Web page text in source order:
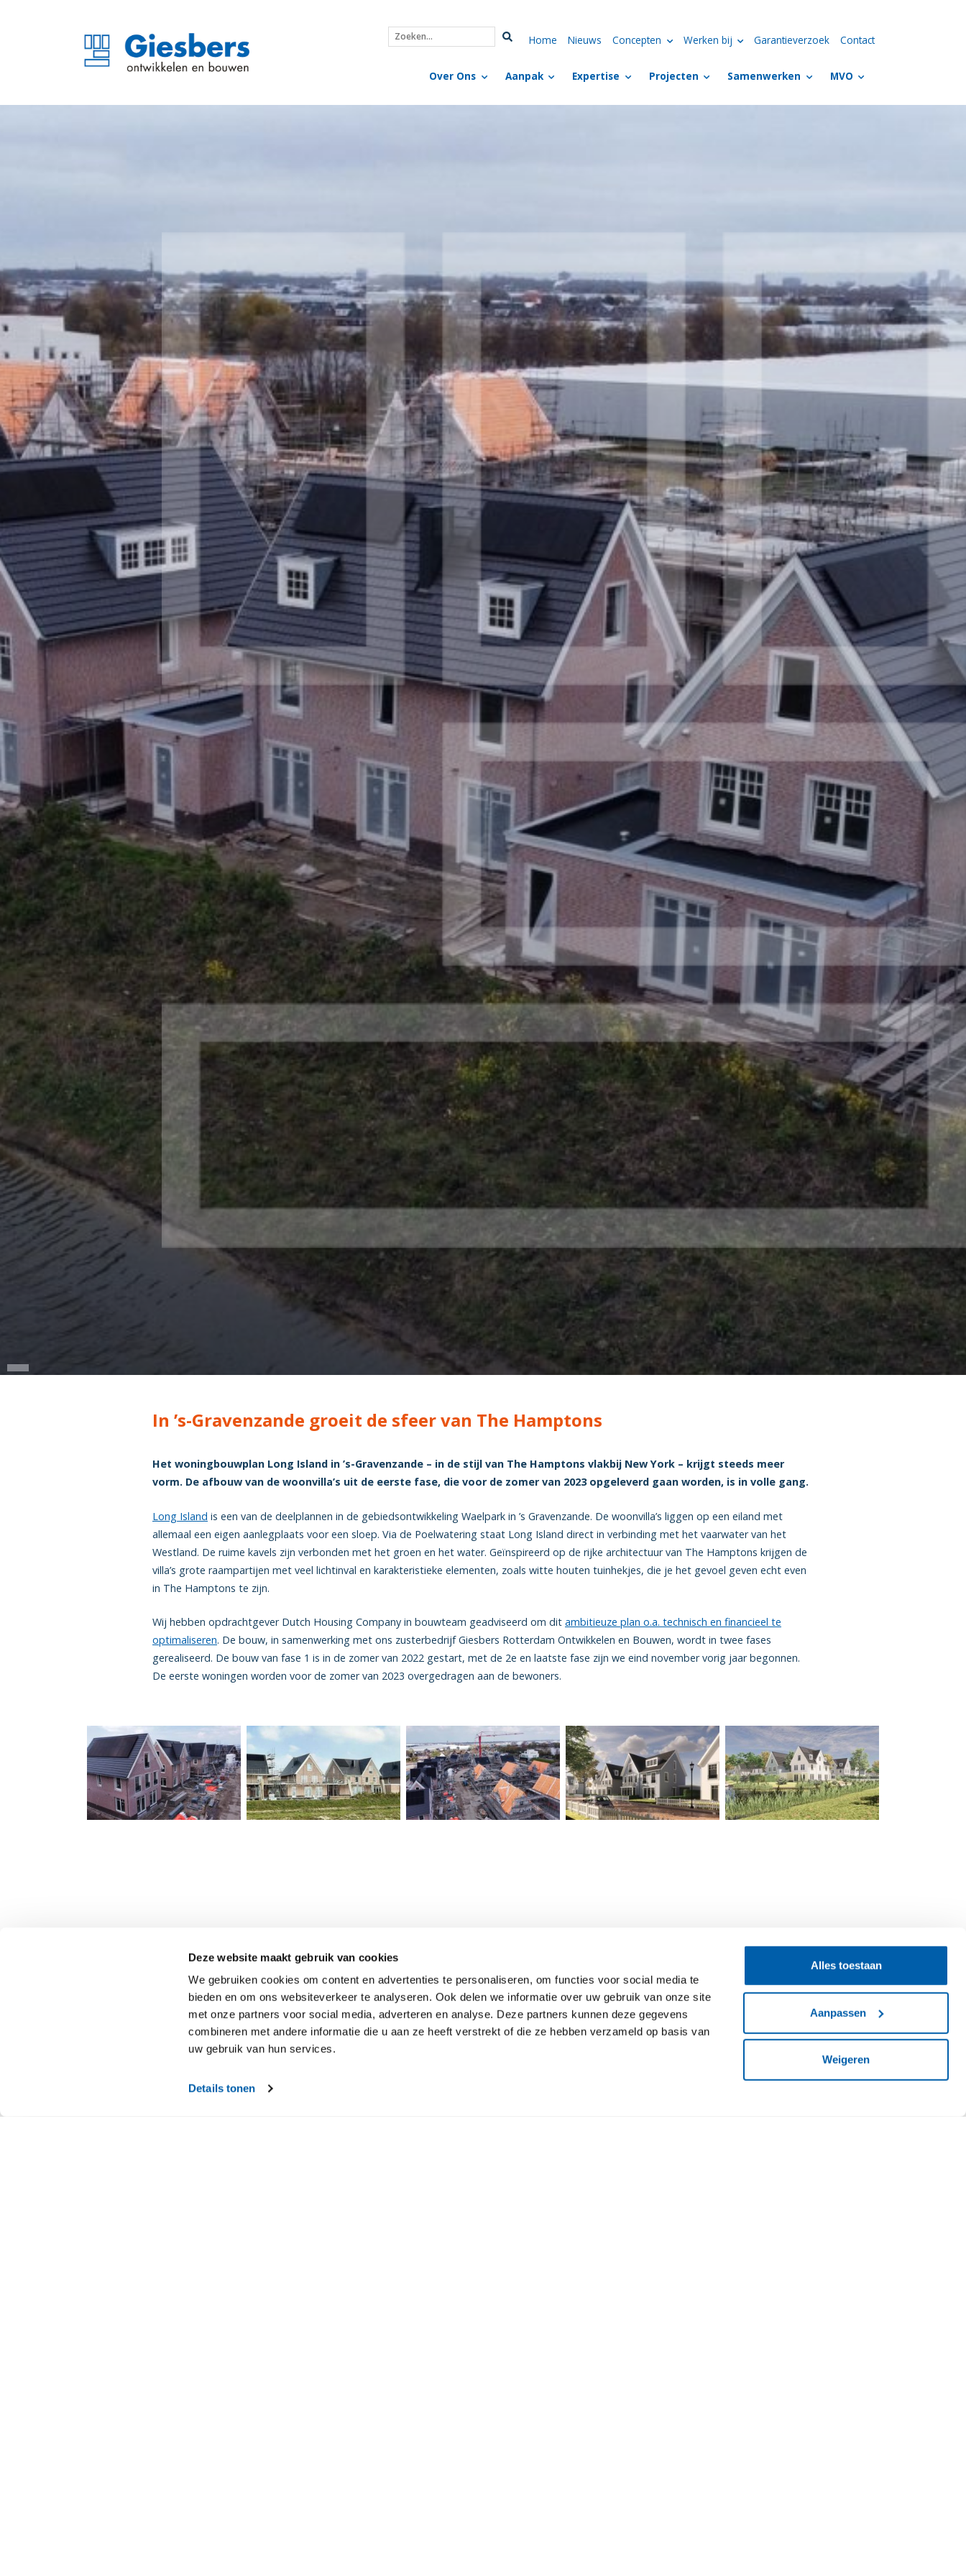
Deze website maakt gebruik van cookies
We gebruiken cookies om content en advertenties te personaliseren, om functies voor social media te
bieden en om ons websiteverkeer te analyseren. Ook delen we informatie over uw gebruik van onze site
met onze partners voor social media, adverteren en analyse. Deze partners kunnen deze gegevens
combineren met andere informatie die u aan ze heeft verstrekt of die ze hebben verzameld op basis van
uw gebruik van hun services.
Details tonen
Alles toestaan
Aanpassen
Weigeren
Zoeken... Home Nieuws Concepten Werken bij Garantieverzoek Contact
Over Ons Aanpak Expertise Projecten Samenwerken MVO
In ’s-Gravenzande groeit de sfeer van The Hamptons
Het woningbouwplan Long Island in ’s-Gravenzande – in de stijl van The Hamptons vlakbij New York – krijgt steeds meer
vorm. De afbouw van de woonvilla’s uit de eerste fase, die voor de zomer van 2023 opgeleverd gaan worden, is in volle gang.
Long Island is een van de deelplannen in de gebiedsontwikkeling Waelpark in ’s Gravenzande. De woonvilla’s liggen op een eiland met
allemaal een eigen aanlegplaats voor een sloep. Via de Poelwatering staat Long Island direct in verbinding met het vaarwater van het
Westland. De ruime kavels zijn verbonden met het groen en het water. Geïnspireerd op de rijke architectuur van The Hamptons krijgen de
villa’s grote raampartijen met veel lichtinval en karakteristieke elementen, zoals witte houten tuinhekjes, die je het gevoel geven echt even
in The Hamptons te zijn.
Wij hebben opdrachtgever Dutch Housing Company in bouwteam geadviseerd om dit ambitieuze plan o.a. technisch en financieel te
optimaliseren. De bouw, in samenwerking met ons zusterbedrijf Giesbers Rotterdam Ontwikkelen en Bouwen, wordt in twee fases
gerealiseerd. De bouw van fase 1 is in de zomer van 2022 gestart, met de 2e en laatste fase zijn we eind november vorig jaar begonnen.
De eerste woningen worden voor de zomer van 2023 overgedragen aan de bewoners.
Bouw Casa Vita gestart met
geluidsarm en trillingsvrij drukken
eerste palen
Terug naar
overzicht
Tropische temperaturen bij start bouw
energieneutraal Componistenhof